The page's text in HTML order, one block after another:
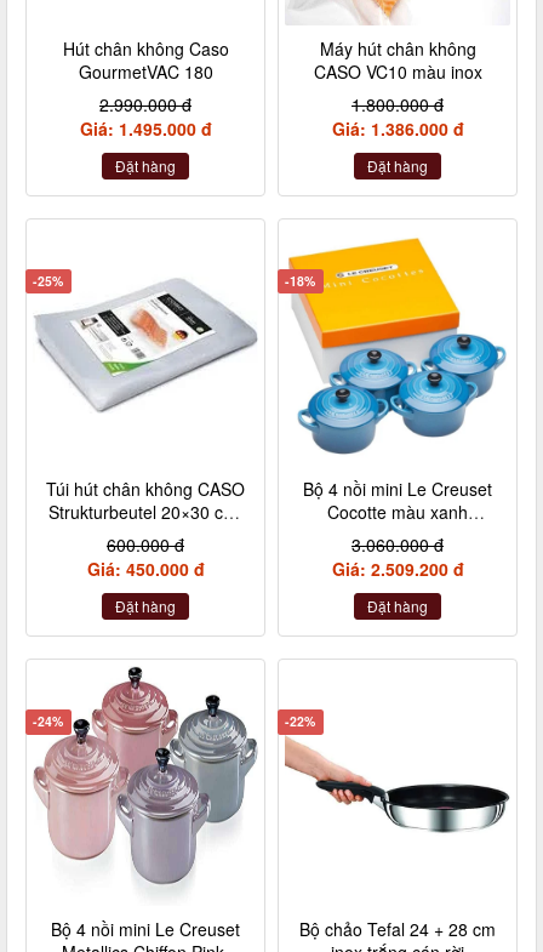
Hút chân không Caso
GourmetVAC 180
2.990.000 đ
Giá: 1.495.000 đ
Đặt hàng
Máy hút chân không
CASO VC10 màu inox
1.800.000 đ
Giá: 1.386.000 đ
Đặt hàng
-25%
Túi hút chân không CASO
Strukturbeutel 20×30 cm,
50 Stück – Made in
Germany (không hộp)
600.000 đ
Giá: 450.000 đ
Đặt hàng
-18%
Bộ 4 nồi mini Le Creuset
Cocotte màu xanh
Marseile
3.060.000 đ
Giá: 2.509.200 đ
Đặt hàng
-24%
Bộ 4 nồi mini Le Creuset
-22%
Bộ chảo Tefal 24 + 28 cm